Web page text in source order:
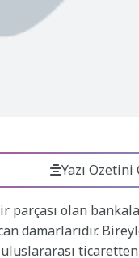
Yazı Özetini
parçası olan
damarlarıdır.
uluslararası